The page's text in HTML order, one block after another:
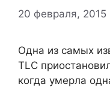
20 февраля, 2015
Одна из самых
TLC
когда умерла